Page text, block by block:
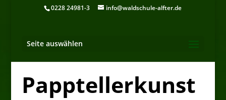
0228 24981-3 info@waldschule-alfter.de
Seite auswählen
Papptellerkunst